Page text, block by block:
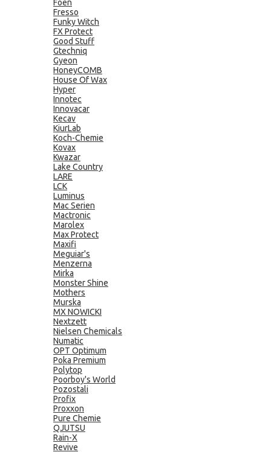
Foen
Fresso
Funky Witch
FX Protect
Good Stuff
Gtechniq
Gyeon
HoneyCOMB
House Of Wax
Hyper
Innotec
Innovacar
Kecav
KiurLab
Koch-Chemie
Kovax
Kwazar
Lake Country
LARE
LCK
Luminus
Mac Serien
Mactronic
Marolex
Max Protect
Maxifi
Meguiar's
Menzerna
Mirka
Monster Shine
Mothers
Murska
MX NOWICKI
Nextzett
Nielsen Chemicals
Numatic
OPT Optimum
Poka Premium
Polytop
Poorboy's World
Pozostali
Profix
Proxxon
Pure Chemie
QJUTSU
Rain-X
Revive